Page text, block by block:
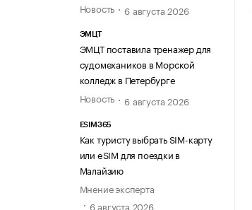
Новость
6 августа 2026
ЭМЦТ
ЭМЦТ поставила тренажер для
судомехаников в Морской
колледж в Петербурге
Новость
6 августа 2026
ESIM365
Как туристу выбрать SIM-карту
или eSIM для поездки в
Малайзию
Мнение эксперта
6 августа 2026